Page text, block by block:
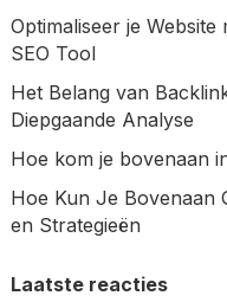
Optimaliseer je
SEO Tool
Het Belang van
Diepgaande Analyse
Hoe kom je bovenaan
Hoe Kun Je Bovenaan
en Strategieën
Laatste reacties